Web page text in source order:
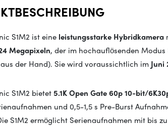
S1M2 ist eine leistungsstarke Hybridkamera
Megapixeln, der im hochauflösenden Modus
der Hand). Sie wird voraussichtlich im Juni
S1M2 bietet5.1K Open Gate 60p 10-bit/6K
und 0,5-1,5 s Pre-Burst
S1M2 ermöglicht Serienaufnahmen mit bis